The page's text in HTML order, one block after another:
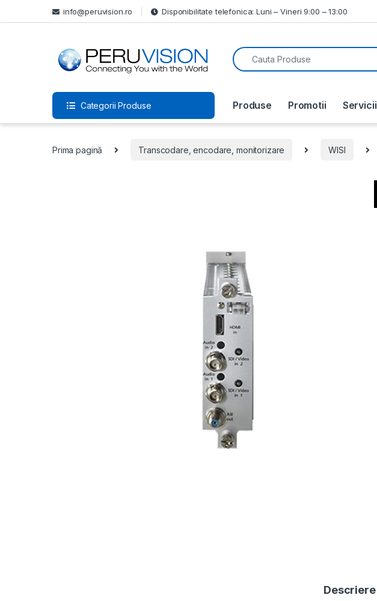
info@peruvision.ro Disponibilitate telefonica: Luni – Vineri 9:00 – 13:00
Categorii Produse Produse Promotii Servicii
Prima pagină Transcodare, encodare, monitorizare WISI
Descriere